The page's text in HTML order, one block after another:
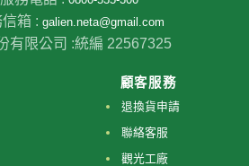
箱 : galien.neta@gmail.com
有限公司 :統編 22567325
顧客服務
退換貨申請
聯絡客服
觀光工廠